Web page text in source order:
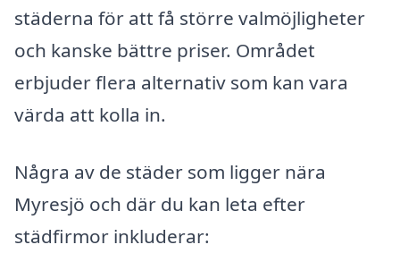
städerna för att få större valmöjligheter
och kanske bättre priser. Området
erbjuder flera alternativ som kan vara
värda att kolla in.
Några av de städer som ligger nära
Myresjö och där du kan leta efter
städfirmor inkluderar: